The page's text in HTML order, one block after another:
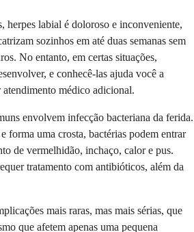
herpes labial é doloroso e inconveniente,
sozinhos em até duas semanas sem
No entanto, em certas situações,
e conhecê-las ajuda você a
médico adicional.
envolvem infecção bacteriana da ferida.
forma uma crosta, bactérias podem entrar
de vermelhidão, inchaço, calor e pus.
tratamento com antibióticos, além da
mais raras, mas mais sérias, que
que afetem apenas uma pequena